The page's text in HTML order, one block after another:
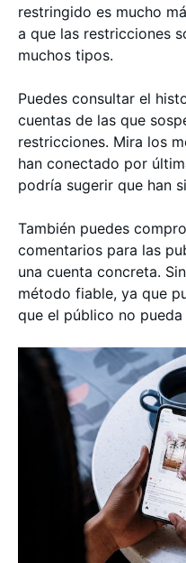
restringido es mucho
a que las restricciones
muchos tipos.
Puedes consultar el
cuentas de las que
restricciones. Mira los
han conectado por
podría sugerir que han
También puedes
comentarios para las
una cuenta concreta.
método fiable, ya que
que el público no pueda